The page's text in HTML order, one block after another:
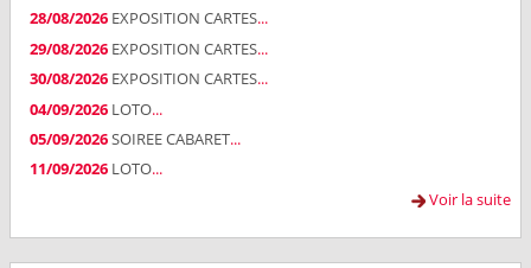
28/08/2026 EXPOSITION CARTES...
29/08/2026 EXPOSITION CARTES...
30/08/2026 EXPOSITION CARTES...
04/09/2026 LOTO...
05/09/2026SOIREE CABARET...
11/09/2026 LOTO...
Voir la suite